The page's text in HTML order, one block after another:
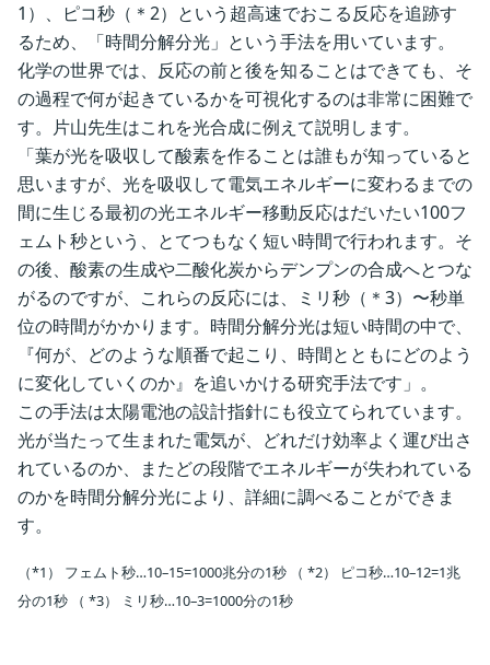
1）、ピコ秒（＊2）という超高速でおこる反応を追跡す
るため、「時間分解分光」という手法を用いています。
化学の世界では、反応の前と後を知ることはできても、そ
の過程で何が起きているかを可視化するのは非常に困難で
す。片山先生はこれを光合成に例えて説明します。
「葉が光を吸収して酸素を作ることは誰もが知っていると
思いますが、光を吸収して電気エネルギーに変わるまでの
間に生じる最初の光エネルギー移動反応はだいたい100フ
ェムト秒という、とてつもなく短い時間で行われます。そ
の後、酸素の生成や二酸化炭からデンプンの合成へとつな
がるのですが、これらの反応には、ミリ秒（＊3）〜秒単
位の時間がかかります。時間分解分光は短い時間の中で、
『何が、どのような順番で起こり、時間とともにどのよう
に変化していくのか』を追いかける研究手法です」。
この手法は太陽電池の設計指針にも役立てられています。
光が当たって生まれた電気が、どれだけ効率よく運び出さ
れているのか、またどの段階でエネルギーが失われている
のかを時間分解分光により、詳細に調べることができま
す。
（*1） フェムト秒…10–15=1000兆分の1秒 （ *2） ピコ秒…10–12=1兆
分の1秒 （ *3） ミリ秒…10–3=1000分の1秒